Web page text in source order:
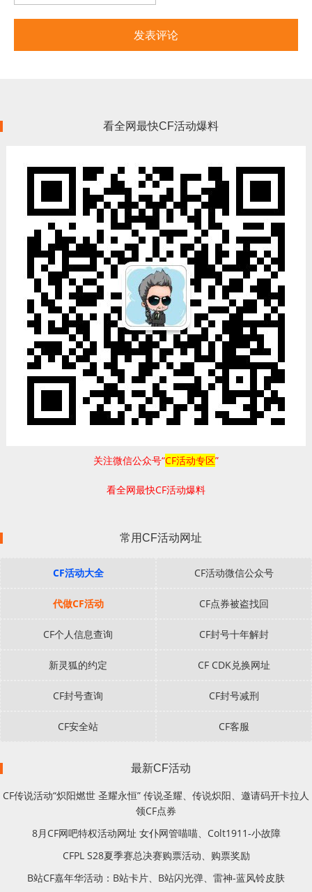
看全网最快CF活动爆料
关注微信公众号“CF活动专区”
看全网最快CF活动爆料
常用CF活动网址
CF活动大全 CF活动微信公众号
代做CF活动 CF点券被盗找回
CF个人信息查询 CF封号十年解封
新灵狐的约定 CF CDK兑换网址
CF封号查询 CF封号减刑
CF安全站 CF客服
最新CF活动
CF传说活动“炽阳燃世 圣耀永恒” 传说圣耀、传说炽阳、邀请码开卡拉人
领CF点券
8月CF网吧特权活动网址 女仆网管喵喵、Colt1911-小故障
CFPL S28夏季赛总决赛购票活动、购票奖励
B站CF嘉年华活动：B站卡片、B站闪光弹、雷神-蓝风铃皮肤